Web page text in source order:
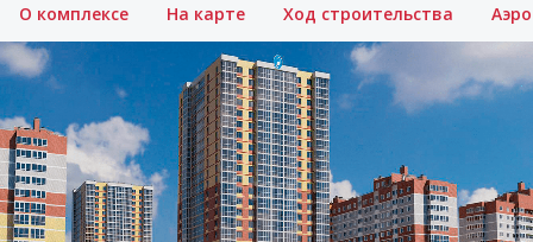
О комплексе На карте Ход строительства